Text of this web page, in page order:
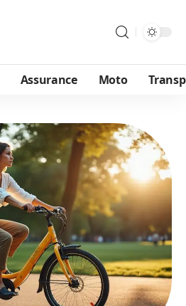
Assurance Moto